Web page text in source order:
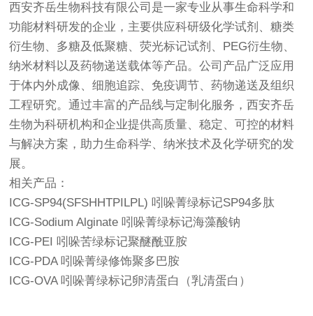
西安齐岳生物科技有限公司是一家专业从事生命科学和
功能材料研发的企业，主要供应科研级化学试剂、糖类
衍生物、多糖及低聚糖、荧光标记试剂、PEG衍生物、
纳米材料以及药物递送载体等产品。公司产品广泛应用
于体内外成像、细胞追踪、免疫调节、药物递送及组织
工程研究。通过丰富的产品线与定制化服务，西安齐岳
生物为科研机构和企业提供高质量、稳定、可控的材料
与解决方案，助力生命科学、纳米技术及化学研究的发
展。
相关产品：
ICG-SP94(SFSHHTPILPL) 吲哚菁绿标记SP94多肽
ICG-Sodium Alginate 吲哚菁绿标记海藻酸钠
ICG-PEI 吲哚苦绿标记聚醚酰亚胺
ICG-PDA 吲哚菁绿修饰聚多巴胺
ICG-OVA 吲哚菁绿标记卵清蛋白（乳清蛋白）